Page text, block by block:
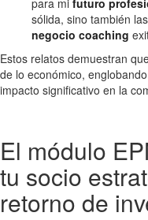
sólida, sino también
negocio coaching
Estos relatos demuestran
de lo económico,
impacto significativo en la
El módulo
tu socio
retorno de